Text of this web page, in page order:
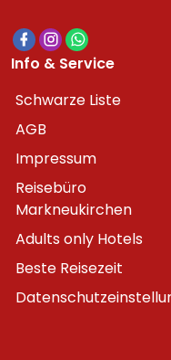
Info & Service
Schwarze Liste
AGB
Impressum
Reisebüro
Markneukirchen
Adults only Hotels
Beste Reisezeit